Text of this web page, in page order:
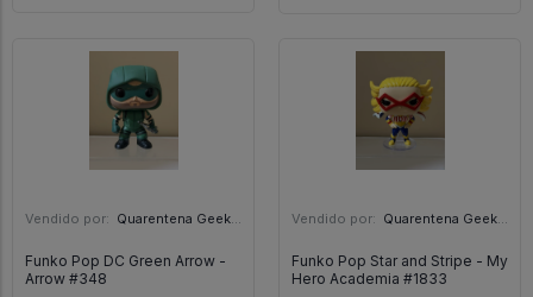
Vendido por: Quarentena Geek Store - SP
Funko Pop DC Green Arrow -
Arrow #348
Vendido por: Quarentena Geek Store - SP
Funko Pop Star and Stripe - My
Hero Academia #1833